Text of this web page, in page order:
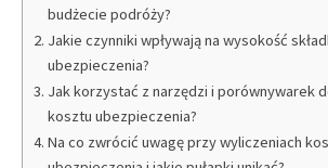
budżecie podróży?
Jakie czynniki wpływają na wysokość
ubezpieczenia?
Jak korzystać z narzędzi i porównywarek
kosztu ubezpieczenia?
Na co zwrócić uwagę przy wyliczeniach